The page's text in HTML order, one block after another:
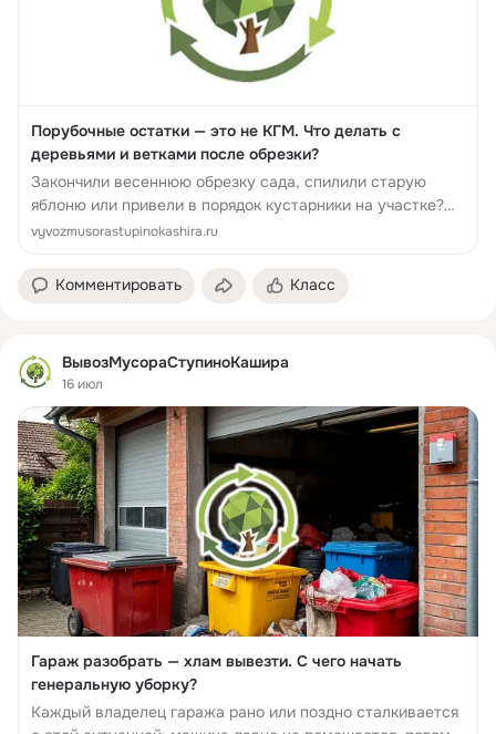
Порубочные остатки — это не КГМ. Что делать с
деревьями и ветками после обрезки?
Закончили весеннюю обрезку сада, спилили старую
яблоню или привели в порядок кустарники на участке?
Поздравляем с проделанной работой. Но вместе с
vyvozmusorastupinokashira.ru
Комментировать Класс
ВывозМусораСтупиноКашира
16 июл
Гараж разобрать — хлам вывезти. С чего начать
генеральную уборку?
Каждый владелец гаража рано или поздно сталкивается